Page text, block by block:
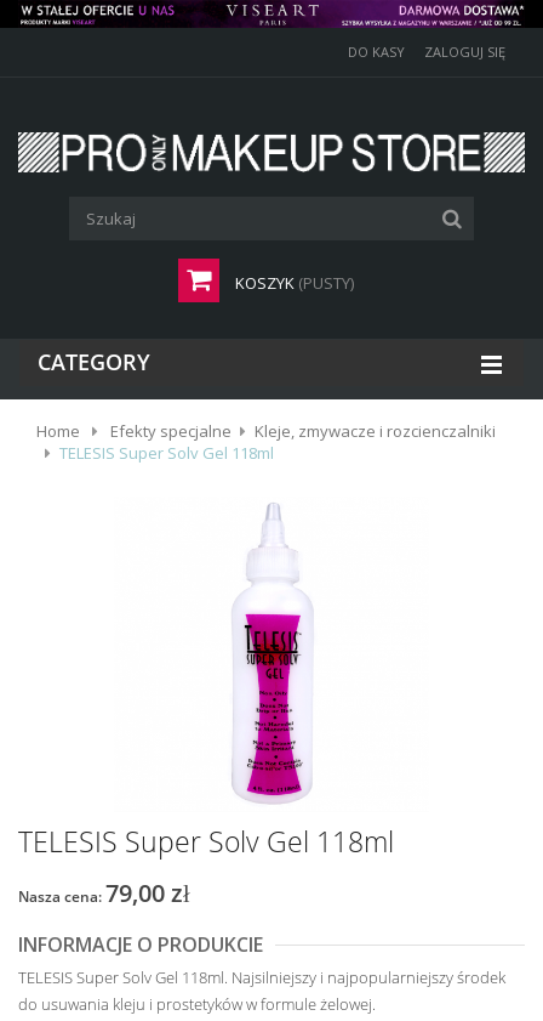
DO KASY ZALOGUJ SIĘ
KOSZYK (PUSTY)
CATEGORY
Home Efekty specjalne
Kleje, zmywacze i rozcienczalniki
TELESIS Super Solv Gel 118ml
TELESIS Super Solv Gel 118ml
Nasza cena: 79,00 zł
INFORMACJE O PRODUKCIE
TELESIS Super Solv Gel 118ml. Najsilniejszy i najpopularniejszy środek
do usuwania kleju i prostetyków w formule żelowej.